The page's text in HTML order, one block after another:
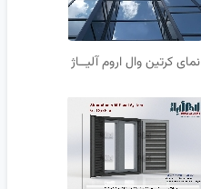
نمای کرتین وال اروم آلیــاژ